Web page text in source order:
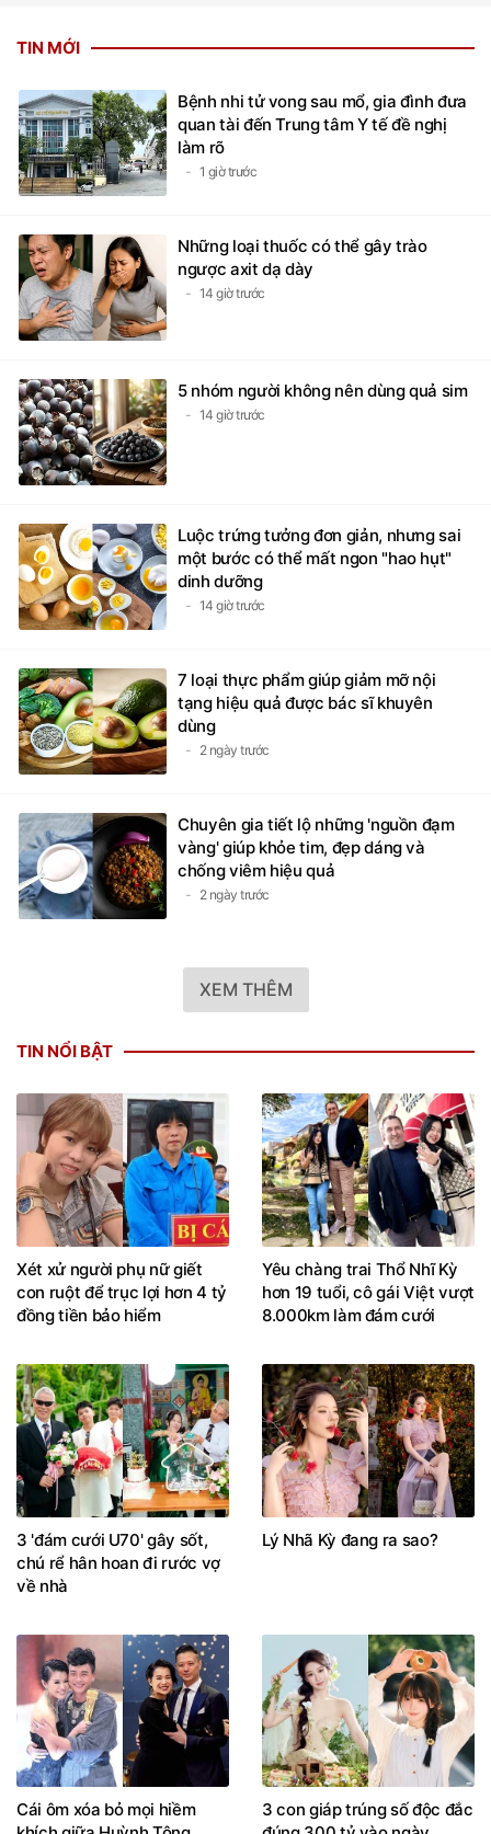
TIN MỚI
Bệnh nhi tử vong sau mổ, gia đình đưa
quan tài đến Trung tâm Y tế đề nghị
làm rõ
1 giờ trước
Những loại thuốc có thể gây trào
ngược axit dạ dày
14 giờ trước
5 nhóm người không nên dùng quả sim
14 giờ trước
Luộc trứng tưởng đơn giản, nhưng sai
một bước có thể mất ngon "hao hụt"
dinh dưỡng
14 giờ trước
7 loại thực phẩm giúp giảm mỡ nội
tạng hiệu quả được bác sĩ khuyên
dùng
2 ngày trước
Chuyên gia tiết lộ những 'nguồn đạm
vàng' giúp khỏe tim, đẹp dáng và
chống viêm hiệu quả
2 ngày trước
XEM THÊM
TIN NỔI BẬT
Xét xử người phụ nữ giết
con ruột để trục lợi hơn 4 tỷ
đồng tiền bảo hiểm
Yêu chàng trai Thổ Nhĩ Kỳ
hơn 19 tuổi, cô gái Việt vượt
8.000km làm đám cưới
3 'đám cưới U70' gây sốt,
chú rể hân hoan đi rước vợ
về nhà
Lý Nhã Kỳ đang ra sao?
Cái ôm xóa bỏ mọi hiềm
3 con giáp trúng số độc đắc